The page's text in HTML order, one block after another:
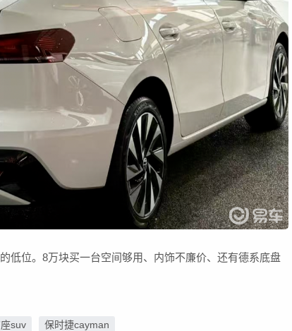
低位。8万块买一台空间够用、内饰不廉价、还有德系底盘
suv 保时捷cayman